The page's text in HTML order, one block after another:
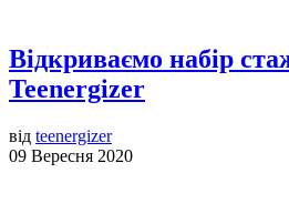
Відкриваємо набір
Teenergizer
від teenergizer
09 Вересня 2020